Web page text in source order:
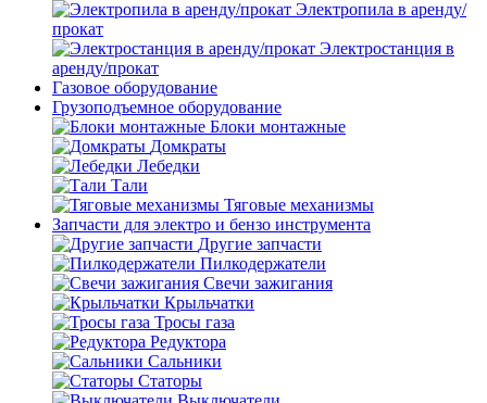
Электропила в аренду/
прокат
Электростанция в
аренду/прокат
Газовое оборудование
Грузоподъемное оборудование
Блоки монтажные
Домкраты
Лебедки
Тали
Тяговые механизмы
Запчасти для электро и бензо инструмента
Другие запчасти
Пилкодержатели
Свечи зажигания
Крыльчатки
Тросы газа
Редуктора
Сальники
Статоры